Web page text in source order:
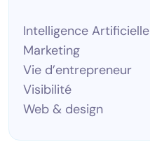
Intelligence Artificielle
Marketing
Vie d’entrepreneur
Visibilité
Web & design